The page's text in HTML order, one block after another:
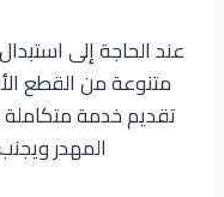
عند الحاجة إلى
متنوعة من القطع
تقديم خدمة
المهدر